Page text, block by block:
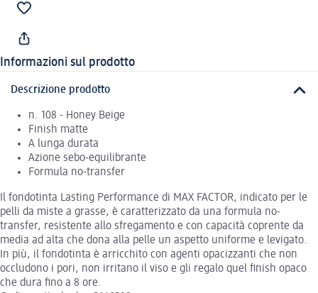
Informazioni sul prodotto
Descrizione prodotto
n. 108 - Honey Beige
Finish matte
A lunga durata
Azione sebo-equilibrante
Formula no-transfer
Il fondotinta Lasting Performance di MAX FACTOR, indicato per le
pelli da miste a grasse, è caratterizzato da una formula no-
transfer, resistente allo sfregamento e con capacità coprente da
media ad alta che dona alla pelle un aspetto uniforme e levigato.
In più, il fondotinta è arricchito con agenti opacizzanti che non
occludono i pori, non irritano il viso e gli regalo quel finish opaco
che dura fino a 8 ore.